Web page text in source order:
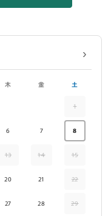
›
木 金 土
1
6 7 8
13 14 15
20 21 22
27 28 29